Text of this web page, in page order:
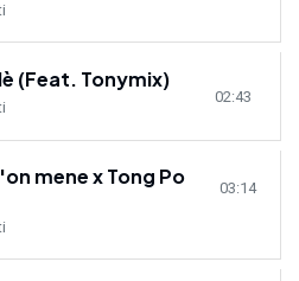
(Feat. Tonymix)
02:43
mene x Tong Po
03:14